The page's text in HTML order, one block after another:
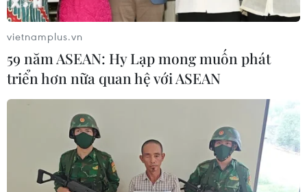
vietnamplus.vn
59 năm ASEAN: Hy Lạp mong muốn phát
triển hơn nữa quan hệ với ASEAN